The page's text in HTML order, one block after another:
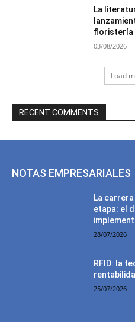
La
floristería
03/08/2026
Load
RECENT COMMENTS
NOTAS EMPRESARIALES
La
etapa: el
28/07/2026
RFID: la
25/07/2026